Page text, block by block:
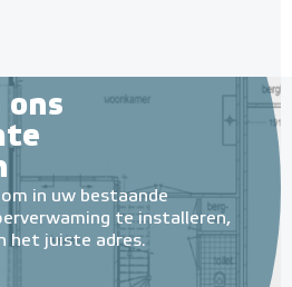
ons
in uw bestaande
te installeren,
het juiste adres.